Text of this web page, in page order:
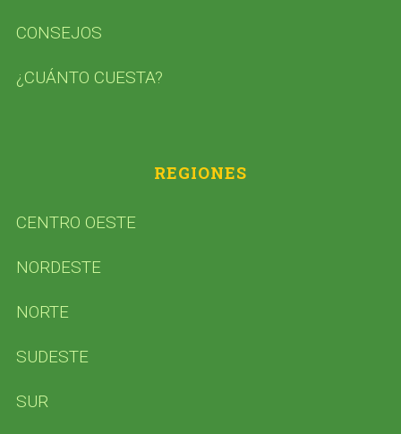
CONSEJOS
¿CUÁNTO CUESTA?
REGIONES
CENTRO OESTE
NORDESTE
NORTE
SUDESTE
SUR